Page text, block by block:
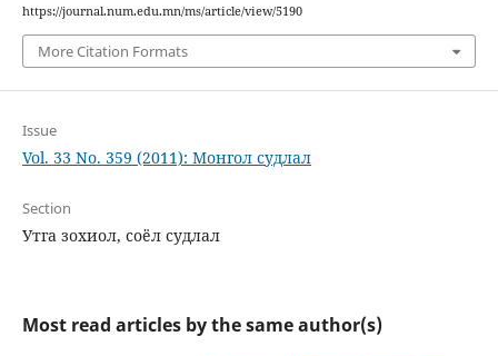
https://journal.num.edu.mn/ms/article/view/5190
More Citation Formats
Issue
Vol. 33 No. 359 (2011): Монгол судлал
Section
Утга зохиол, соёл судлал
Most read articles by the same author(s)